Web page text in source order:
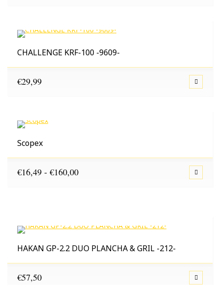
CHALLENGE KRF-100 -9609-
€29,99
Scopex
€16,49 - €160,00Prijsklasse:
HAKAN GP-2.2 DUO PLANCHA & GRIL -212-
€57,50